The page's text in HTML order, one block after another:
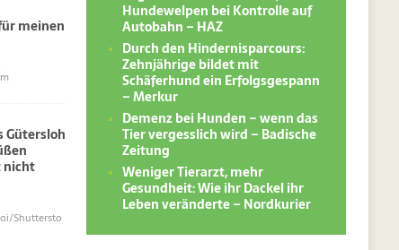
meinen
Gütersloh
nicht
Shuttersto
Hundewelpen bei Kontrolle auf
Autobahn – HAZ
Durch den Hindernisparcours:
Zehnjährige bildet mit
Schäferhund ein Erfolgsgespann
– Merkur
Demenz bei Hunden – wenn das
Tier vergesslich wird – Badische
Zeitung
Weniger Tierarzt, mehr
Gesundheit: Wie ihr Dackel ihr
Leben veränderte – Nordkurier